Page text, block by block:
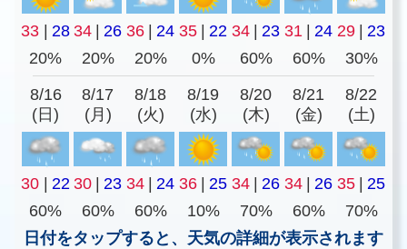
33 | 28 34 | 26 36 | 24 35 | 22 34 | 23 31 | 24 29 | 23
20%
20% 20% 0% 60% 60% 30%
8/16
(日)
8/17
(月)
8/18
(火)
8/19
(水)
8/20
(木)
8/21
(金)
8/22
(土)
30 | 22 30 | 23 34 | 24 36 | 25 34 | 26 34 | 26 35 | 25
60%
60% 60% 10% 70% 60%
70%
日付をタップすると、天気の詳細が表示されます